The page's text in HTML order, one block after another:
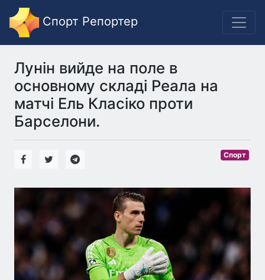
Спорт Репортер
Лунін вийде на поле в
основному складі Реала на
матчі Ель Класіко проти
Барселони.
Спорт